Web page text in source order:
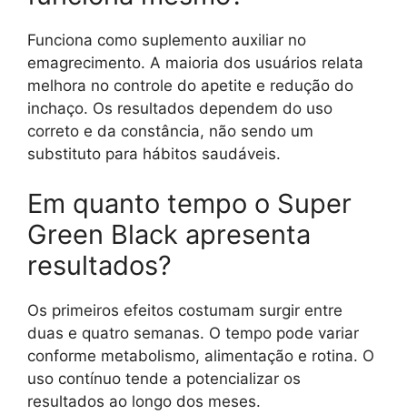
Funciona como suplemento auxiliar no
emagrecimento. A maioria dos usuários relata
melhora no controle do apetite e redução do
inchaço. Os resultados dependem do uso
correto e da constância, não sendo um
substituto para hábitos saudáveis.
Em quanto tempo o Super
Green Black apresenta
resultados?
Os primeiros efeitos costumam surgir entre
duas e quatro semanas. O tempo pode variar
conforme metabolismo, alimentação e rotina. O
uso contínuo tende a potencializar os
resultados ao longo dos meses.